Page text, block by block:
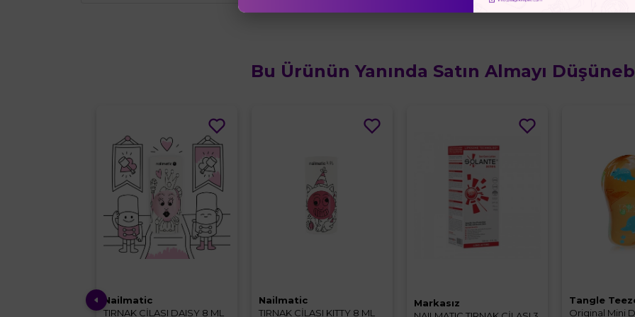
Bu Ürünün Yanında Satın Almayı
Nailmatic
TIRNAK CİLASI DAISY 8 ML
Nailmatic
TIRNAK CİLASI KITTY 8 ML
Markasız
Tangle
Original Mini